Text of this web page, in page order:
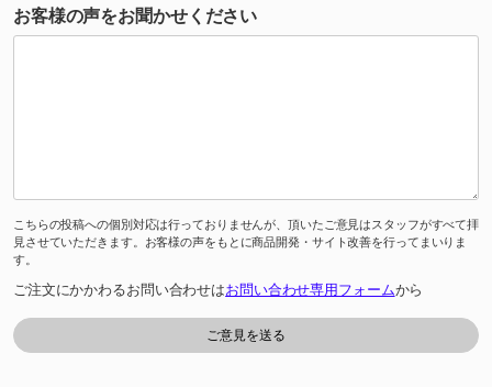
お客様の声をお聞かせください
こちらの投稿への個別対応は行っておりませんが、頂いたご意見はスタッフがすべて拝
見させていただきます。お客様の声をもとに商品開発・サイト改善を行ってまいりま
す。
ご注文にかかわるお問い合わせはお問い合わせ専用フォームから